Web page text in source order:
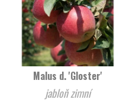
Malus d. 'Gloster'
jabloň zimní